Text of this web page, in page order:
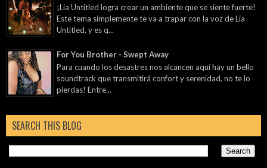
¡Lia Untitled logra crear un ambiente que se siente fuerte!
Este tema simplemente te va a trapar con la voz de Lia
Untitled, y es q...
For You Brother - Swept Away
Para cuando los desastres nos alcancen aquí hay un bello
soundtrack que transmitirá confort y serenidad, no te lo
pierdas! Entre...
SEARCH THIS BLOG